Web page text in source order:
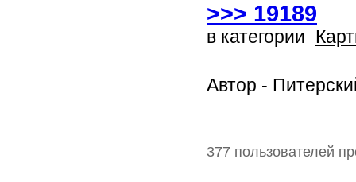
>>> 19189
в категории
Автор -
377 пользователей